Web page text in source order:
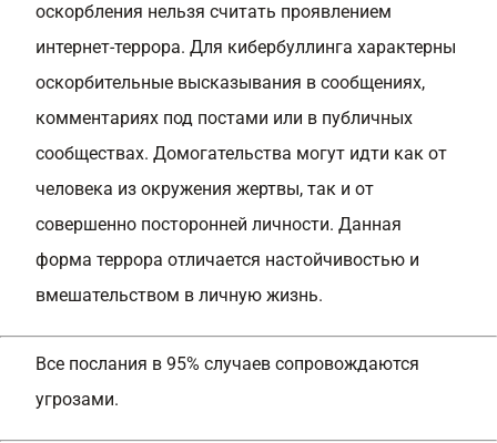
оскорбления нельзя считать проявлением
интернет-террора. Для кибербуллинга характерны
оскорбительные высказывания в сообщениях,
комментариях под постами или в публичных
сообществах. Домогательства могут идти как от
человека из окружения жертвы, так и от
совершенно посторонней личности. Данная
форма террора отличается настойчивостью и
вмешательством в личную жизнь.
Все послания в 95% случаев сопровождаются
угрозами.